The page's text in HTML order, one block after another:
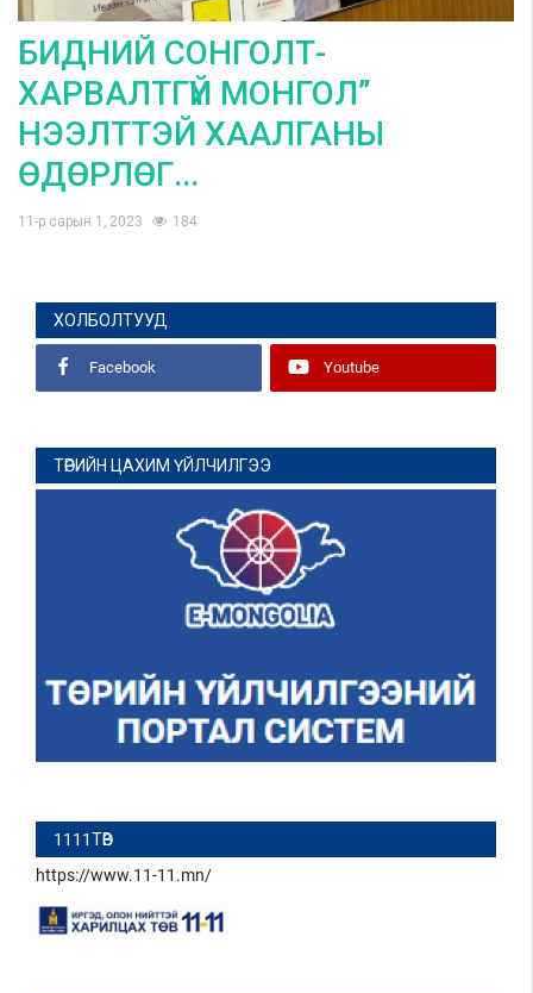
БИДНИЙ СОНГОЛТ-
ХАРВАЛТГҮЙ МОНГОЛ”
НЭЭЛТТЭЙ ХААЛГАНЫ
ӨДӨРЛӨГ...
11-р сарын 1, 2023 184
ХОЛБОЛТУУД
Facebook Youtube
ТӨРИЙН ЦАХИМ ҮЙЛЧИЛГЭЭ
1111ТӨВ
https://www.11-11.mn/